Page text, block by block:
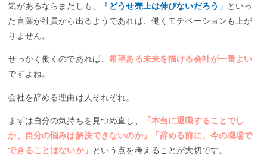
気があるならまだしも、
「どうせ売上は伸びないだろう」 といっ
た言葉が社員から出るようであれば、働くモチベーションも上が
りません。
せっかく働くのであれば、希望ある未来を描ける会社が一番よい
ですよね。
会社を辞める理由は人それぞれ。
まずは自分の気持ちを見つめ直し、
「本当に退職することでし
か、自分の悩みは解決できないのか」「辞める前に、今の職場で
できることはないか」 という点を考えることが大切です。